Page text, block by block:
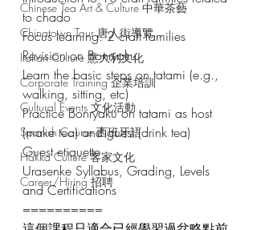
Chinese Tea Art & Culture 中華茶藝
Chinatown Tour 唐人街導覽
Italian Culture 意大利文化
Corporate Training 企業培訓
Cultural Events 文化活動
Spanish Course 西班牙語
Hakka Culture 客家文化
Career/Hiring 招聘
to chado
Focus learning: 2 craft families
Revision on Bonryaku
Learn the basic steps on tatami (e.g.,
walking, sitting, etc)
Practice Bonryaku on tatami as host
(make tea) and guest (drink tea)
Guest etiquette
Urasenke Syllabus, Grading, Levels
and Certifications
==========